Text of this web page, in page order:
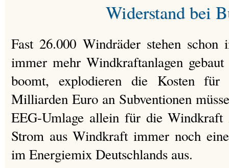
Widerstand bei
Fast 26.000 Windräder stehen schon
immer mehr Windkraftanlagen
boomt, explodieren die Kosten
Milliarden Euro an Subventionen
EEG-Umlage allein für die Windkraft
Strom aus Windkraft immer noch
im Energiemix Deutschlands aus.